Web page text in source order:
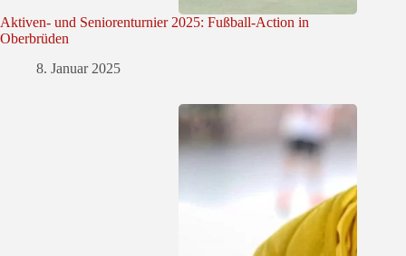
Aktiven- und Seniorenturnier 2025: Fußball-Action in
Oberbrüden
8. Januar 2025